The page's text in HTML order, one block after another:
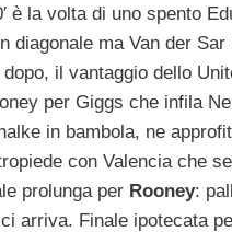
è la volta di uno spento
diagonale ma Van der Sar
il vantaggio dello
per Giggs che infila
in bambola, ne
con Valencia che
prolunga per Rooney:
arriva. Finale ipotecata